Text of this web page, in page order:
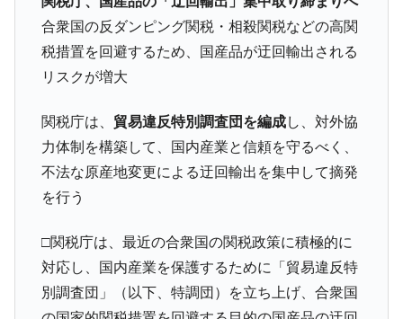
種は全般的「不調」⇒ PSIが示す現況は決して良くない。
『Money1』
【米韓激突案件】韓国消費者院が『クーパ
ン』1人当たり賠償10万ウォンを認定 ⇒ 総額3兆7,000億
『Money1』 韓国で猛暑。南東部では干ばつ
『Money1』
韓国型イージス搭載の次世代駆逐艦
「KDDX」1番艦、2032年竣工と公示
『Money1』
【対日本円】ウォン安が急進！ 日米の協調
に韓国がいっちょがみしたのでは。
は韓国で『BYD』車は売れている。6カ月で対前年同期比
1.9倍！
『Money1』
在韓米国大使スティールが着韓！⇒ さっそ
く空港に詰めかけ「出て行け！」「極右勢力」のプラカー
合衆国の反ダンピング関税・相殺関税などの高関
税措置を回避するため、国産品が迂回輸出される
リスクが増大
関税庁は、 貿易違反特別調査団を編成し、対外協
力体制を構築して、国内産業と信頼を守るべく、
不法な原産地変更による迂回輸出を集中して摘発
を行う
□関税庁は、最近の合衆国の関税政策に積極的に
対応し、国内産業を保護するために「貿易違反特
別調査団」（以下、特調団）を立ち上げ、合衆国